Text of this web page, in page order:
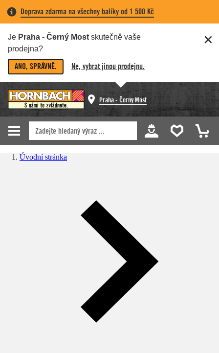
Doprava zdarma na všechny balíky od 1 500 Kč
Je Praha - Černý Most skutečně vaše
prodejna?
ANO, SPRÁVNĚ. Ne, vybrat jinou prodejnu.
Praha - Černý Most
Úvodní stránka